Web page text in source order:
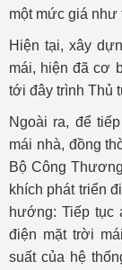
một mức giá như
Hiện tại, xây
mái, hiện đã cơ
tới đây trình Thủ
Ngoài ra, để
mái nhà, đồng
Bộ Công
khích phát triển
hướng: Tiếp tục
điện mặt trời
suất của hệ